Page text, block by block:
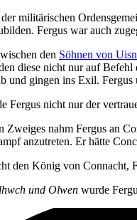
militärischen
Fergus war auch
den Söhnen von
diese nicht nur auf
und gingen ins Exil.
Fergus nicht nur der
Zweiges nahm Fergus an
anzutreten. Er hätte
den König von Connacht,
und Olwen wurde